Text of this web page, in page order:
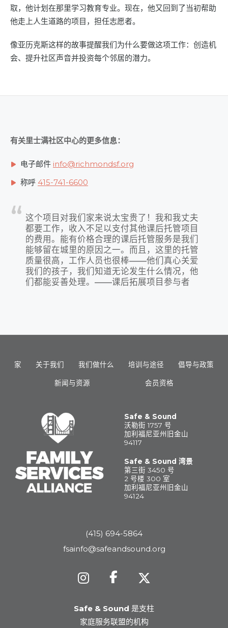
取，他计划在那里学习教育专业。现在，他又回到了当初帮助
他走上人生道路的项目，担任志愿者。
像亚历克斯这样的故事提醒我们为什么要做这项工作：创造机
会、提升社区声音并投资每个邻居的潜力。
有关里士满社区中心的更多信息：
电子邮件 info@richmondsf.org
称呼 415-741-6600
这个项目对我们家来说太宝贵了！我和我丈夫
都要工作，收入不足以支付其他课后托管项目
的费用。能有价格合理的课后托管服务是我们
能够留在城里的原因之一。而且，这里的托管
质量很高，工作人员也很棒——他们真心关爱
我们的孩子，我们知道无论发生什么情况，他
们都能妥善处理。——课后拓展项目参与者
Safe & Sound
沃勒街 1757 号
加利福尼亚州旧金山
94117
Safe & Sound 湾景
第三街 3450 号
2 号楼 300 室
加利福尼亚州旧金山
94124
(415) 694-5864
fsainfo@safeandsound.org
Safe & Sound 是支柱
家庭服务联盟的机构
家 关于我们 我们做什么 培训与途径 倡导与政策
新闻与资源 会员资格